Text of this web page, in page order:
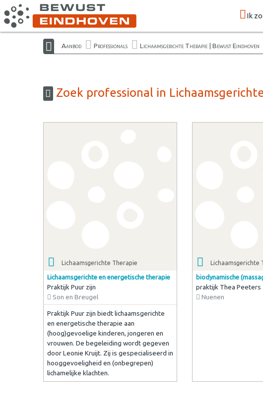
Ik
Aanbod Professionals Lichaamsgerichte Therapie | Bewust Eindhoven
Zoek professional in
Lichaamsgerichte Therapie
Lichaamsgerichte en energetische therapie
Praktijk Puur zijn
Son en Breugel
Praktijk Puur zijn biedt lichaamsgerichte
en energetische therapie aan
(hoog)gevoelige kinderen, jongeren en
vrouwen. De begeleiding wordt gegeven
door Leonie Kruijt. Zij is gespecialiseerd in
hooggevoeligheid en (onbegrepen)
lichamelijke klachten.
Lichaamsgerichte
biodynamische
praktijk Thea Peeters
Nuenen